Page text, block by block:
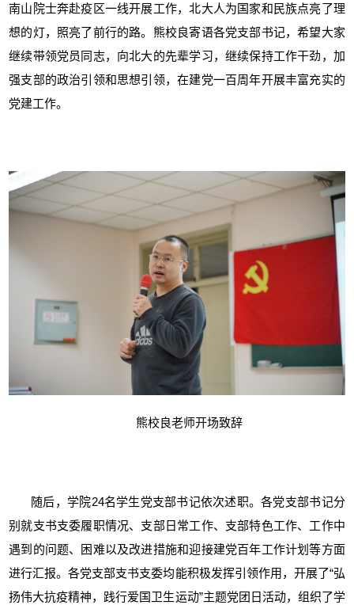
南山院士奔赴疫区一线开展工作，北大人为国家和民族点亮了理
想的灯，照亮了前行的路。熊校良寄语各党支部书记，希望大家
继续带领党员同志，向北大的先辈学习，继续保持工作干劲，加
强支部的政治引领和思想引领，在建党一百周年开展丰富充实的
党建工作。
熊校良老师开场致辞
随后，学院24名学生党支部书记依次述职。各党支部书记分
别就支书支委履职情况、支部日常工作、支部特色工作、工作中
遇到的问题、困难以及改进措施和迎接建党百年工作计划等方面
进行汇报。各党支部支书支委均能积极发挥引领作用，开展了“弘
扬伟大抗疫精神，践行爱国卫生运动”主题党团日活动，组织了学